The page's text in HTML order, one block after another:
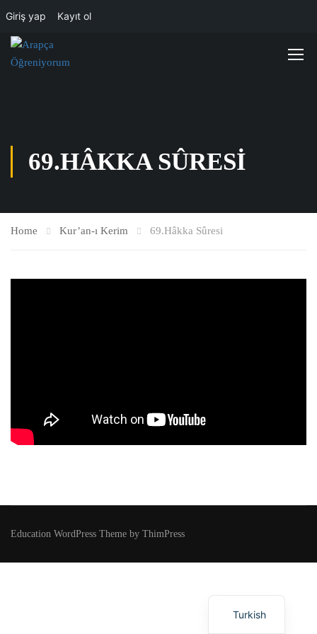
Giriş yap Kayıt ol
69.HÂKKA SÛRESI
Home Kur’an-ı Kerim 69.Hâkka Sûresi
Education WordPress Theme by ThimPress
Turkish